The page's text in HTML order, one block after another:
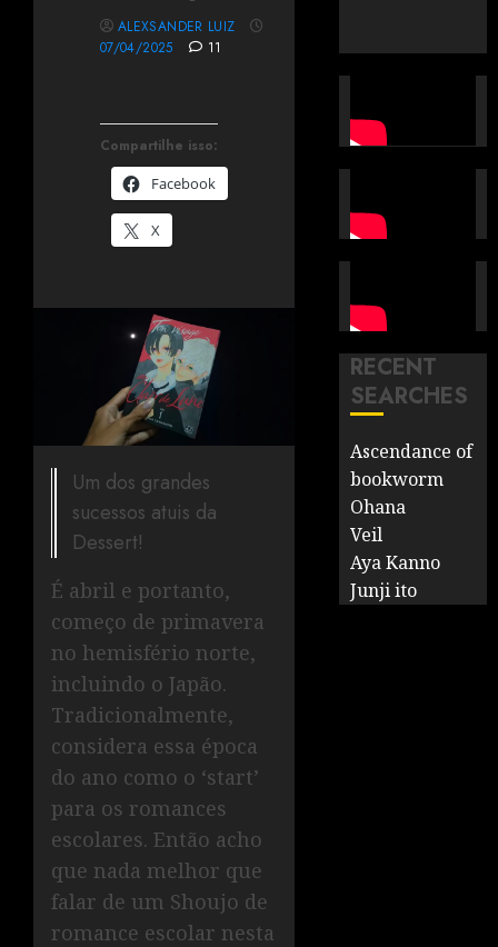
Compartilhe isso:
Facebook
X
ALEXSANDER LUIZ
07/04/2025
11
Um dos grandes
sucessos atuis da
Dessert!
É abril e portanto,
começo de primavera
no hemisfério norte,
incluindo o Japão.
Tradicionalmente,
considera essa época
do ano como o ‘start’
para os romances
escolares. Então acho
que nada melhor que
falar de um Shoujo de
romance escolar nesta
RECENT
SEARCHES
Ascendance of
bookworm
Ohana
Veil
Aya Kanno
Junji ito